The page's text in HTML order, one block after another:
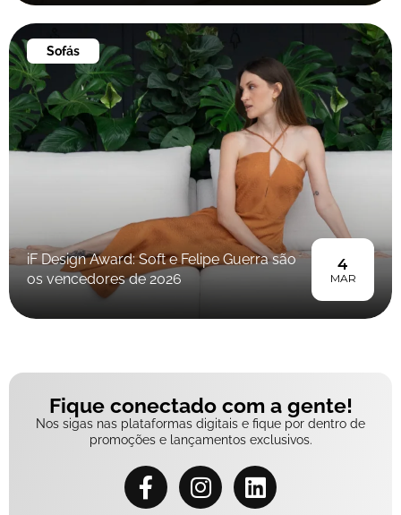
Sofás
iF Design Award: Soft e Felipe Guerra são
os vencedores de 2026
4
MAR
Fique conectado com a gente!
Nos sigas nas plataformas digitais e fique por dentro de
promoções e lançamentos exclusivos.